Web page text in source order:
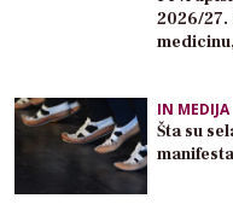
2026/
IN MEDIJA
Šta su